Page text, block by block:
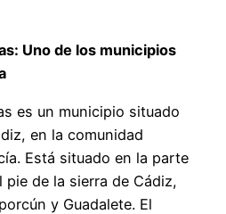
Uno de los municipios
es un municipio situado
en la comunidad
Está situado en la parte
de la sierra de Cádiz,
y Guadalete. El